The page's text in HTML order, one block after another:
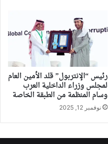
رئيس “الإنتربول” قلد الأمين العام
لمجلس وزراء الداخلية العرب
وسام المنظمة من الطبقة الخاصة
نوفمبر 12, 2025